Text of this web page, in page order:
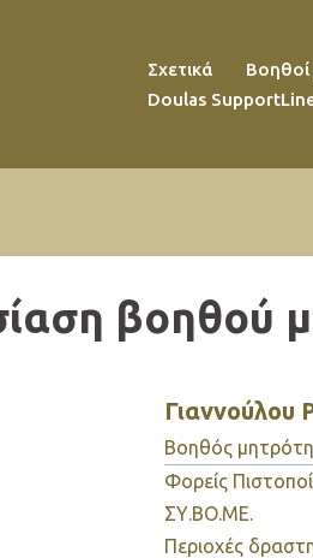
Σχετικά
Doulas
βοηθού
Γιαννούλου
Βοηθός
Φορείς
ΣΥ.ΒΟ.ΜΕ.
Περιοχές